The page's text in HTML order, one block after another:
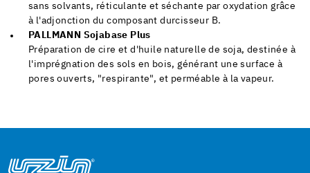
sans solvants, réticulante et séchante par oxydation grâce
à l'adjonction du composant durcisseur B.
PALLMANN Sojabase Plus
Préparation de cire et d'huile naturelle de soja, destinée à
l'imprégnation des sols en bois, générant une surface à
pores ouverts, "respirante", et perméable à la vapeur.